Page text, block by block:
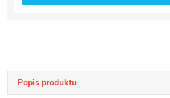
Popis produktu